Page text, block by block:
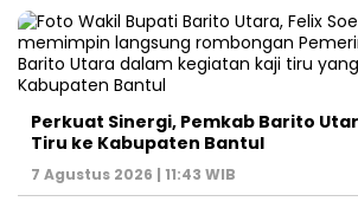
Perkuat Sinergi, Pemkab Barito
Tiru ke Kabupaten Bantul
7 Agustus 2026 | 11:43 WIB